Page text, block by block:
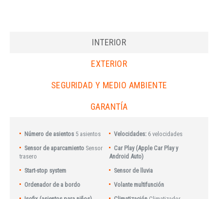
INTERIOR
EXTERIOR
SEGURIDAD Y MEDIO AMBIENTE
GARANTÍA
Número de asientos 5 asientos Velocidades: 6 velocidades
Sensor de aparcamiento Sensor
trasero
Car Play (Apple Car Play y
Android Auto)
Start-stop system
Sensor de lluvia
Ordenador de a bordo
Volante multifunción